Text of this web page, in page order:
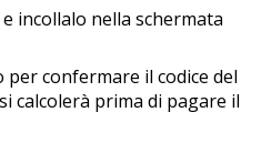
incollalo nella schermata
per confermare il codice del
calcolerà prima di pagare il